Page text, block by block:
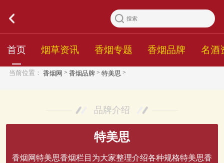
首页 烟草资讯 香烟专题 香烟品牌 名酒
当前位置： 香烟网 > 香烟品牌 > 特美思 >
品牌介绍
特美思
香烟网特美思香烟栏目为大家整理介绍各种规格特美思香